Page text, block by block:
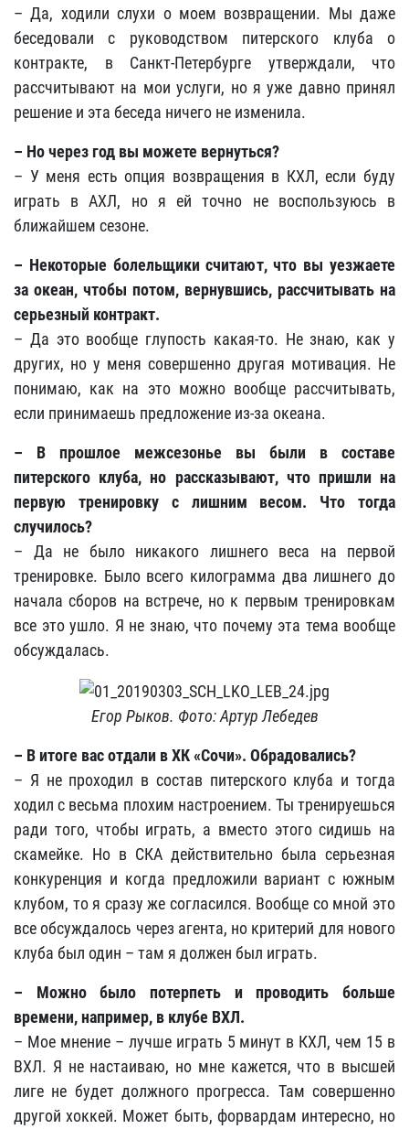
– Да, ходили слухи о моем возвращении. Мы даже
беседовали с руководством питерского клуба о
контракте, в Санкт-Петербурге утверждали, что
рассчитывают на мои услуги, но я уже давно принял
решение и эта беседа ничего не изменила.
– Но через год вы можете вернуться?
– У меня есть опция возвращения в КХЛ, если буду
играть в АХЛ, но я ей точно не воспользуюсь в
ближайшем сезоне.
– Некоторые болельщики считают, что вы уезжаете
за океан, чтобы потом, вернувшись, рассчитывать на
серьезный контракт.
– Да это вообще глупость какая-то. Не знаю, как у
других, но у меня совершенно другая мотивация. Не
понимаю, как на это можно вообще рассчитывать,
если принимаешь предложение из-за океана.
– В прошлое межсезонье вы были в составе
питерского клуба, но рассказывают, что пришли на
первую тренировку с лишним весом. Что тогда
случилось?
– Да не было никакого лишнего веса на первой
тренировке. Было всего килограмма два лишнего до
начала сборов на встрече, но к первым тренировкам
все это ушло. Я не знаю, что почему эта тема вообще
обсуждалась.
Егор Рыков. Фото: Артур Лебедев
– В итоге вас отдали в ХК «Сочи». Обрадовались?
– Я не проходил в состав питерского клуба и тогда
ходил с весьма плохим настроением. Ты тренируешься
ради того, чтобы играть, а вместо этого сидишь на
скамейке. Но в СКА действительно была серьезная
конкуренция и когда предложили вариант с южным
клубом, то я сразу же согласился. Вообще со мной это
все обсуждалось через агента, но критерий для нового
клуба был один – там я должен был играть.
– Можно было потерпеть и проводить больше
времени, например, в клубе ВХЛ.
– Мое мнение – лучше играть 5 минут в КХЛ, чем 15 в
ВХЛ. Я не настаиваю, но мне кажется, что в высшей
лиге не будет должного прогресса. Там совершенно
другой хоккей. Может быть, форвардам интересно, но